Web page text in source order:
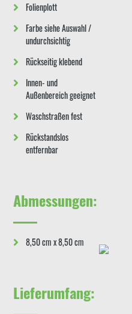
Folienplott
Farbe siehe Auswahl /
undurchsichtig
Rückseitig klebend
Innen- und
Außenbereich geeignet
Waschstraßen fest
Rückstandslos
entfernbar
Abmessungen:
8,50 cm x 8,50 cm
Lieferumfang: